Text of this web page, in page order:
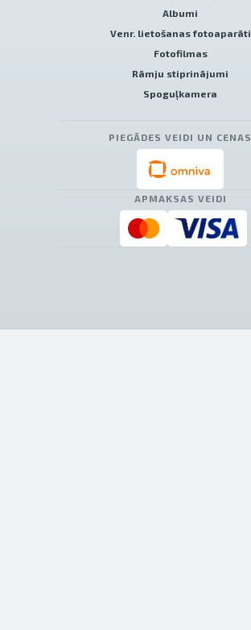
Albumi
Venr. lietošanas fotoaparāti
Fotofilmas
Rāmju stiprinājumi
Spoguļkamera
PIEGĀDES VEIDI UN CENAS
APMAKSAS VEIDI